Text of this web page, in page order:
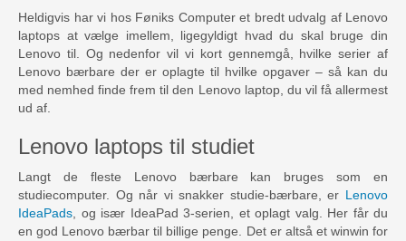
Heldigvis har vi hos Føniks Computer et bredt udvalg af Lenovo
laptops at vælge imellem, ligegyldigt hvad du skal bruge din
Lenovo til. Og nedenfor vil vi kort gennemgå, hvilke serier af
Lenovo bærbare der er oplagte til hvilke opgaver – så kan du
med nemhed finde frem til den Lenovo laptop, du vil få allermest
ud af.
Lenovo laptops til studiet
Langt de fleste Lenovo bærbare kan bruges som en
studiecomputer. Og når vi snakker studie-bærbare, er Lenovo
IdeaPads, og især IdeaPad 3-serien, et oplagt valg. Her får du
en god Lenovo bærbar til billige penge. Det er altså et winwin for